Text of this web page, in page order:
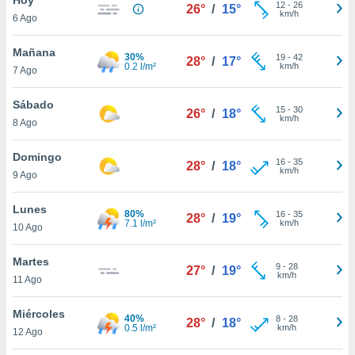
en
más
nuestra
de
cookies
aceptar
6 Ago
26° / 15° 12- 26
km/h
Mañana
7 Ago
30%
0.2 l/m²
28° / 17° 19- 42
km/h
Sábado
8 Ago
26° / 18° 15- 30
km/h
Domingo
9 Ago
28° / 18° 16- 35
km/h
Lunes
10 Ago
80%
7.1 l/m²
28° / 19° 16- 35
km/h
Martes
11 Ago
27° / 19° 9- 28
km/h
Miércoles
12 Ago
40%
0.5 l/m²
28° / 18° 8- 28
km/h